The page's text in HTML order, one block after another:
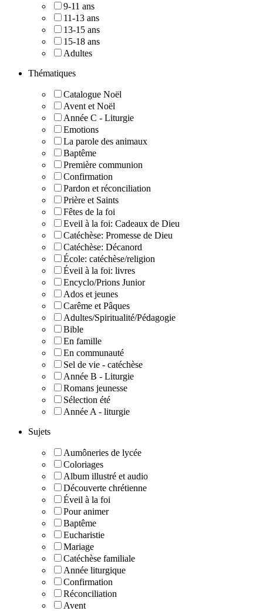
9-11 ans
11-13 ans
13-15 ans
15-18 ans
Adultes
Thématiques
Catalogue Noël
Avent et Noël
Année C - Liturgie
Emotions
La parole des animaux
Baptême
Première communion
Confirmation
Pardon et réconciliation
Prière et Saints
Fêtes de la foi
Eveil à la foi: Cadeaux de Dieu
Catéchèse: Promesse de Dieu
Catéchèse: Décanord
École: catéchèse/religion
Éveil à la foi: livres
Encyclo/Prions Junior
Ados et jeunes
Carême et Pâques
Adultes/Spiritualité/Pédagogie
Bible
En famille
En communauté
Sel de vie - catéchèse
Année B - Liturgie
Romans jeunesse
Sélection été
Année A - liturgie
Sujets
Aumôneries de lycée
Coloriages
Album illustré et audio
Découverte chrétienne
Éveil à la foi
Pour animer
Baptême
Eucharistie
Mariage
Catéchèse familiale
Année liturgique
Confirmation
Réconciliation
Avent